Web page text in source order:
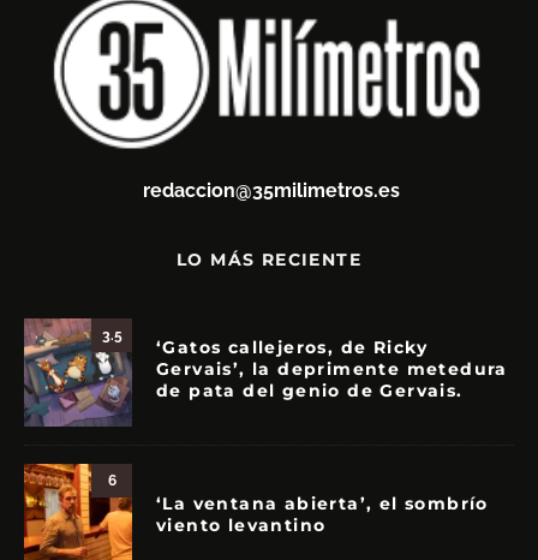
redaccion@35milimetros.es
LO MÁS RECIENTE
3.5
‘Gatos callejeros, de Ricky
Gervais’, la deprimente metedura
de pata del genio de Gervais.
6
‘La ventana abierta’, el sombrío
viento levantino